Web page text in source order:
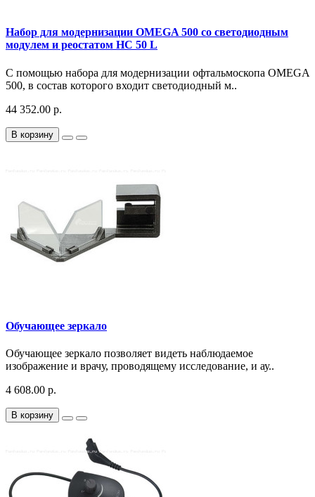
Набор для модернизации OMEGA 500 со светодиодным
модулем и реостатом HC 50 L
С помощью набора для модернизации офтальмоскопа OMEGA
500, в состав которого входит светодиодный м..
44 352.00 р.
В корзину
Обучающее зеркало
Обучающее зеркало позволяет видеть наблюдаемое
изображение и врачу, проводящему исследование, и ау..
4 608.00 р.
В корзину